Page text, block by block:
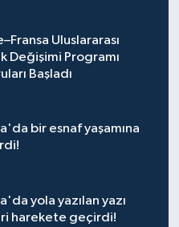
Uluslararası
Değişimi Programı
Başladı
bir esnaf yaşamına
yola yazılan yazı
harekete geçirdi!